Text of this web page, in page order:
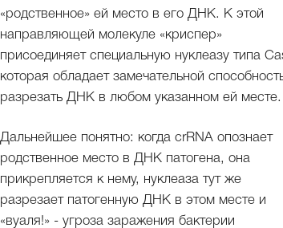
«родственное» ей место в его ДНК. К этой
направляющей молекуле «криспер»
присоединяет специальную нуклеазу типа
которая обладает замечательной
разрезать ДНК в любом указанном ей месте.
Дальнейшее понятно: когда crRNA опознает
родственное место в ДНК патогена, она
прикрепляется к нему, нуклеаза тут же
разрезает патогенную ДНК в этом месте и
«вуаля!» - угроза заражения бактерии